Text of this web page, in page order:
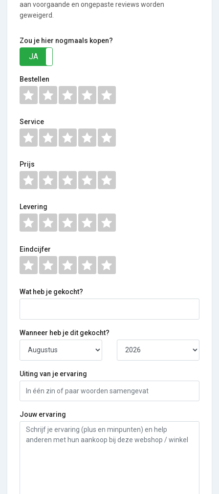
aan voorgaande en ongepaste reviews worden
geweigerd.
Zou je hier nogmaals kopen?
JA
Bestellen
Service
Prijs
Levering
Eindcijfer
Wat heb je gekocht?
Wanneer heb je dit gekocht?
Uiting van je ervaring
Jouw ervaring